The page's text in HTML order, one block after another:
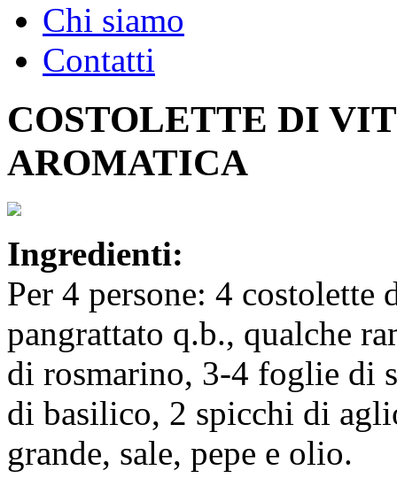
Chi siamo
Contatti
COSTOLETTE DI
AROMATICA
Ingredienti:
Per 4 persone: 4
pangrattato q.b., qualche
di rosmarino, 3-4 foglie di
di basilico, 2 spicchi di
grande, sale, pepe e olio.